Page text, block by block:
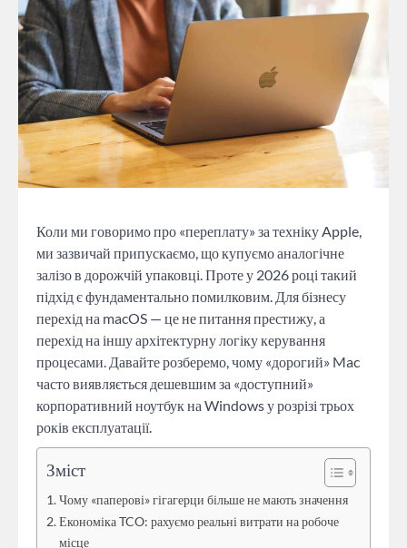
Коли ми говоримо про «переплату» за техніку Apple,
ми зазвичай припускаємо, що купуємо аналогічне
залізо в дорожчій упаковці. Проте у 2026 році такий
підхід є фундаментально помилковим. Для бізнесу
перехід на macOS — це не питання престижу, а
перехід на іншу архітектурну логіку керування
процесами. Давайте розберемо, чому «дорогий» Mac
часто виявляється дешевшим за «доступний»
корпоративний ноутбук на Windows у розрізі трьох
років експлуатації.
Зміст
Чому «паперові» гігагерци більше не мають значення
Економіка TCO: рахуємо реальні витрати на робоче
місце